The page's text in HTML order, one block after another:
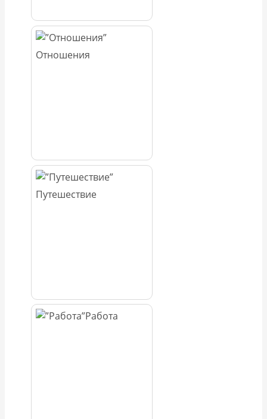
Отношения
Путешествие
Работа